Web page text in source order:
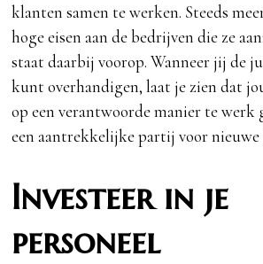
klanten samen te werken. Steeds
hoge eisen aan de bedrijven die ze
staat daarbij voorop. Wanneer jij de
kunt overhandigen, laat je zien dat
op een verantwoorde manier te werk
een aantrekkelijke partij voor
Investeer in je
personeel